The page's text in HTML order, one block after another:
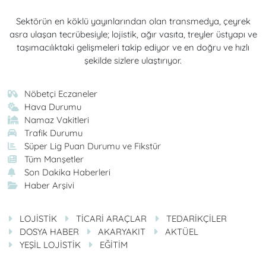
Sektörün en köklü yayınlarından olan transmedya, çeyrek
asra ulaşan tecrübesiyle; lojistik, ağır vasıta, treyler üstyapı ve
taşımacılıktaki gelişmeleri takip ediyor ve en doğru ve hızlı
şekilde sizlere ulaştırıyor.
Nöbetçi Eczaneler
Hava Durumu
Namaz Vakitleri
Trafik Durumu
Süper Lig Puan Durumu ve Fikstür
Tüm Manşetler
Son Dakika Haberleri
Haber Arşivi
LOJİSTİK TİCARİ ARAÇLAR
TEDARİKÇİLER
DOSYA HABER
AKARYAKIT
AKTÜEL
YEŞİL LOJİSTİK
EĞİTİM